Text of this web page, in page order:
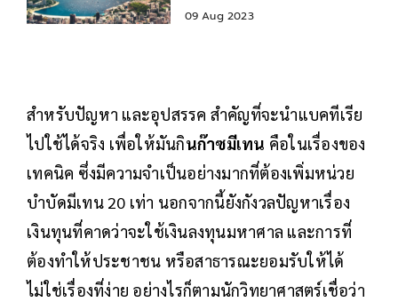
09 Aug 2023
สำหรับปัญหา และอุปสรรค สำคัญที่จะนำแบคทีเรีย
ไปใช้ได้จริง เพื่อให้มันกินก๊าซมีเทน คือในเรื่องของ
เทคนิค ซึ่งมีความจำเป็นอย่างมากที่ต้องเพิ่มหน่วย
บำบัดมีเทน 20 เท่า นอกจากนี้ยังกังวลปัญหาเรื่อง
เงินทุนที่คาดว่าจะใช้เงินลงทุนมหาศาล และการที่
ต้องทำให้ประชาชน หรือสาธารณะยอมรับให้ได้
ไม่ใช่เรื่องที่ง่าย อย่างไรก็ตามนักวิทยาศาสตร์เชื่อว่า